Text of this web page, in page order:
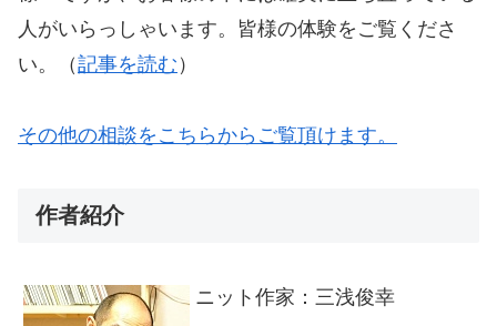
人がいらっしゃいます。皆様の体験をご覧くださ
い。（記事を読む ）
その他の相談をこちらからご覧頂けます。
作者紹介
ニット作家：三浅俊幸